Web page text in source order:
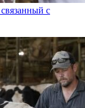
с